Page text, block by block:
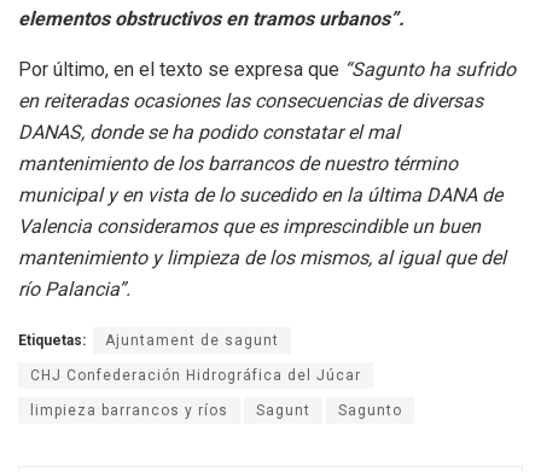
elementos obstructivos en tramos urbanos”.
Por último, en el texto se expresa que “Sagunto ha sufrido
en reiteradas ocasiones las consecuencias de diversas
DANAS, donde se ha podido constatar el mal
mantenimiento de los barrancos de nuestro término
municipal y en vista de lo sucedido en la última DANA de
Valencia consideramos que es imprescindible un buen
mantenimiento y limpieza de los mismos, al igual que del
río Palancia”.
Etiquetas: Ajuntament de sagunt
CHJ Confederación Hidrográfica del Júcar
limpieza barrancos y ríos Sagunt Sagunto